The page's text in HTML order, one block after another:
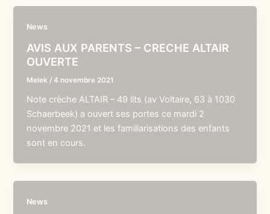
News
AVIS AUX PARENTS – CRECHE ALTAIR
OUVERTE
Melek /4 novembre 2021
Note crèche ALTAIR – 49 lits (av Voltaire, 63 à 1030
Schaerbeek) a ouvert ses portes ce mardi 2
novembre 2021 et les familiarisations des enfants
sont en cours.
News